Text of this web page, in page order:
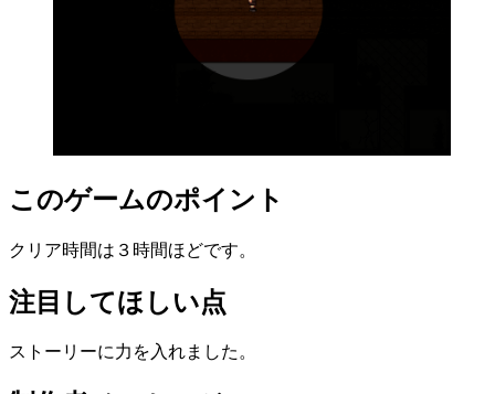
このゲームのポイント
クリア時間は３時間ほどです。
注目してほしい点
ストーリーに力を入れました。